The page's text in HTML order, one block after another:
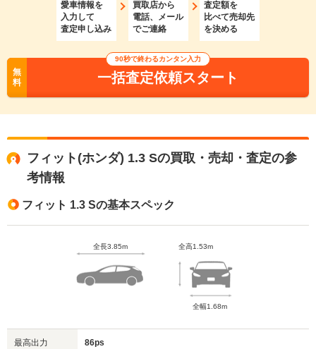
愛車情報を
入力して
査定申し込み
買取店から
電話、メール
でご連絡
査定額を
比べて売却先
を決める
無
料
90秒で終わるカンタン入力
一括査定依頼スタート
フィット(ホンダ) 1.3 Sの買取・売却・査定の参
考情報
フィット 1.3 Sの基本スペック
全長3.85m 全高1.53m
全幅1.68m
最高出力 86ps